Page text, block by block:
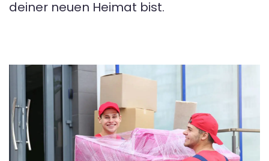
deiner neuen Heimat bist.